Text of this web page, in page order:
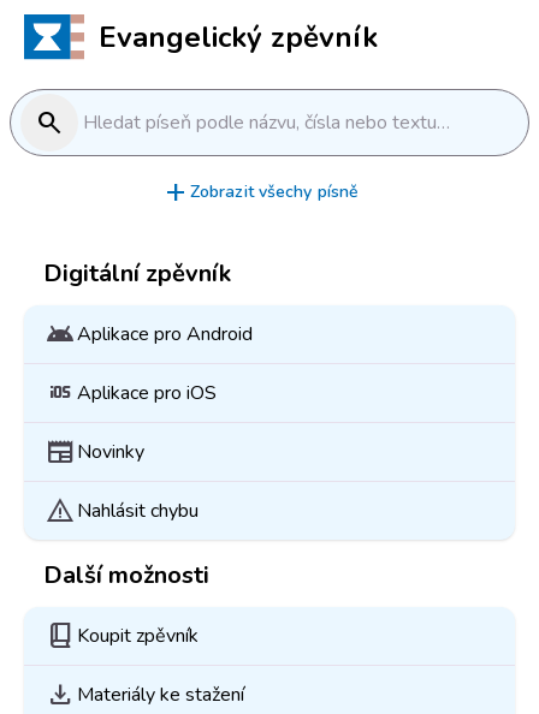
Evangelický zpěvník
search Hledat píseň podle názvu, čísla nebo textu…
add Zobrazit všechy písně
Digitální zpěvník
androidAplikace pro Android
ios Aplikace pro iOS
newspaper Novinky
warningNahlásit chybu
Další možnosti
book_2 Koupit zpěvník
download Materiály ke stažení